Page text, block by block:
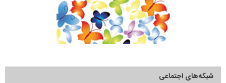
شبکه‌های اجتماعی